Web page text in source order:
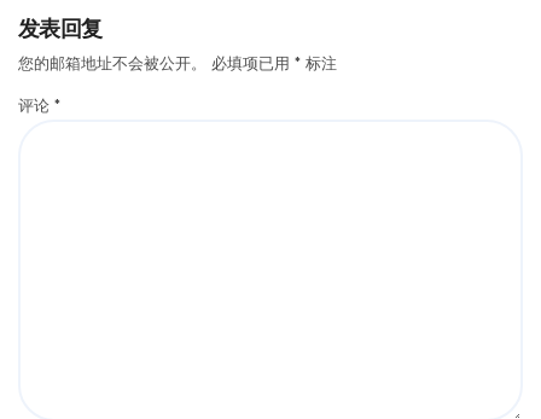
发表回复
您的邮箱地址不会被公开。 必填项已用 * 标注
评论 *